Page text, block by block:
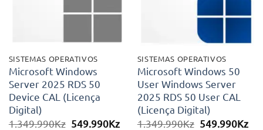
SISTEMAS OPERATIVOS
Microsoft Windows
Server 2025 RDS 50
Device CAL (Licença
Digital)
1.349.990Kz O
549.990KzO
SISTEMAS OPERATIVOS
Microsoft Windows 50
User Windows Server
2025 RDS 50 User CAL
(Licença Digital)
1.349.990Kz O
549.990KzO